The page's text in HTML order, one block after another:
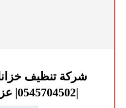
شركة تنظيف
|0545704502| عزل وتعقيم